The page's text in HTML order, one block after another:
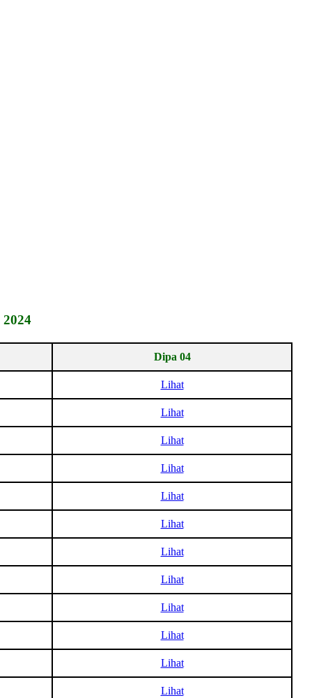
Dipa 04
Lihat
Lihat
Lihat
Lihat
Lihat
Lihat
Lihat
Lihat
Lihat
Lihat
Lihat
Lihat